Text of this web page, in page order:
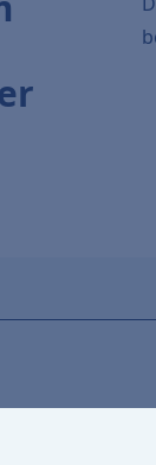
aus und
Plausibilität